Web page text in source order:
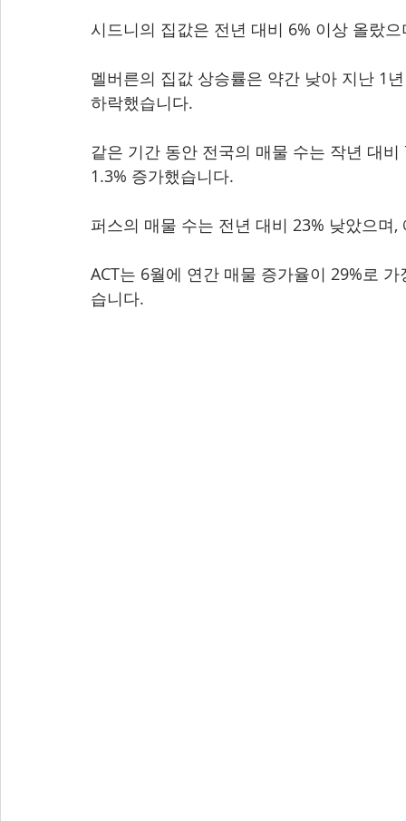
시드니의 집값은 전년 대비 6% 이상 올랐
멜버른의 집값 상승률은 약간 낮아 지난 1
하락했습니다.
같은 기간 동안 전국의 매물 수는 작년 대
1.3% 증가했습니다.
퍼스의 매물 수는 전년 대비 23% 낮았으며
ACT는 6월에 연간 매물 증가율이 29%로
습니다.